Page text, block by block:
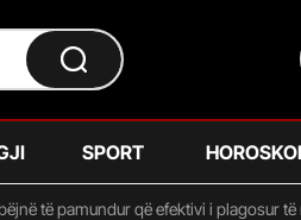
SPORT
të pamundur që efektivi i plagosur